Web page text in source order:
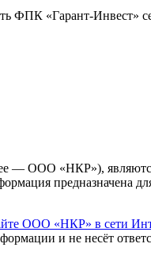
ФПК «Гарант-Инвест»
— ООО «НКР»),
предназначена
ООО «НКР» в сети
и не несёт